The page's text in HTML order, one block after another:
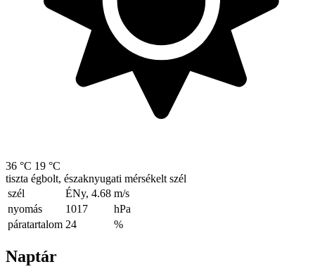
36 °C 19 °C
tiszta égbolt, északnyugati mérsékelt szél
szél
ÉNy, 4.68 m/s
nyomás
1017
hPa
páratartalom 24 %
Naptár